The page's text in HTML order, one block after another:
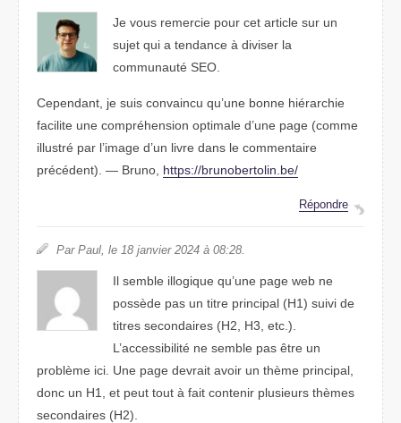
Je vous remercie pour cet article sur un
sujet qui a tendance à diviser la
communauté SEO.
Cependant, je suis convaincu qu’une bonne hiérarchie
facilite une compréhension optimale d’une page (comme
illustré par l’image d’un livre dans le commentaire
précédent). — Bruno, https://brunobertolin.be/
Répondre
Par Paul, le 18 janvier 2024 à 08:28.
Il semble illogique qu’une page web ne
possède pas un titre principal (H1) suivi de
titres secondaires (H2, H3, etc.).
L’accessibilité ne semble pas être un
problème ici. Une page devrait avoir un thème principal,
donc un H1, et peut tout à fait contenir plusieurs thèmes
secondaires (H2).